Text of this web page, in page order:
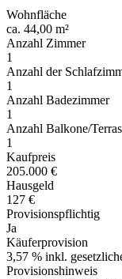
Wohnfläche
ca. 44,00 m²
Anzahl Zimmer
1
Anzahl der
1
Anzahl Badezimmer
1
Anzahl Balkone/
1
Kaufpreis
205.000 €
Hausgeld
127 €
Provisionspflichtig
Ja
Käuferprovision
3,57 % inkl.
Provisionshinweis